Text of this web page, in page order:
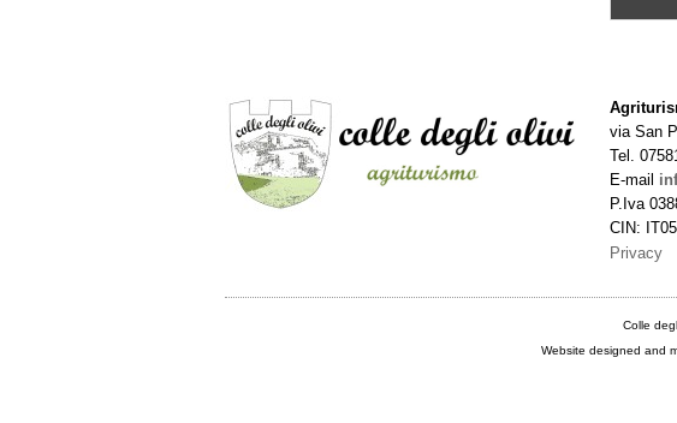
via San
Tel.
E-mail
P.Iva
CIN:
Privacy
Colle
Website designed and